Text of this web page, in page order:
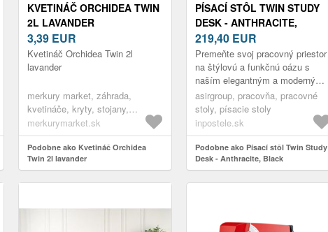
KVETINÁČ ORCHIDEA TWIN
2L LAVANDER
3,39 EUR
Kvetináč Orchidea Twin 2l
lavander
merkury market, záhrada,
kvetináče, kryty, stojany,
interiérové kvetináče
merkurymarket.sk
Podobne ako Kvetináč Orchidea
Twin 2l lavander
PÍSACÍ STÔL TWIN STUDY
DESK - ANTHRACITE,
BLACK
219,40 EUR
Premeňte svoj pracovný priestor
na štýlovú a funkčnú oázu s
naším elegantným a moderným
pracovným stolom. Tento stôl je
vyrobený zo 100 % melamínov...
asirgroup, pracovňa, pracovné
stoly, písacie stoly
inpostele.sk
Podobne ako Písací stôl Twin Study
Desk - Anthracite, Black